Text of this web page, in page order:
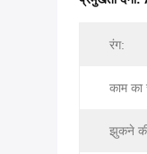
रंग:
काम
झुकने